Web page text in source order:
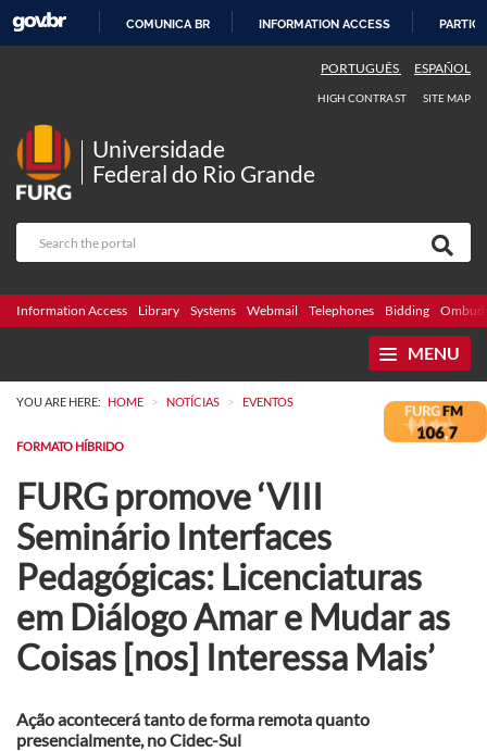
COMUNICA BR INFORMATION ACCESS
PORTUGUÊS ESPAÑOL
HIGH CONTRAST SITE MAP
Universidade
Federal do Rio Grande
Information Access Library Systems Webmail Telephones Bidding
MENU
YOU ARE HERE: HOME > NOTÍCIAS > EVENTOS
FORMATO HÍBRIDO
FURG promove ‘VIII
Seminário Interfaces
Pedagógicas: Licenciaturas
em Diálogo Amar e Mudar as
Coisas [nos] Interessa Mais’
Ação acontecerá tanto de forma remota quanto
presencialmente, no Cidec-Sul